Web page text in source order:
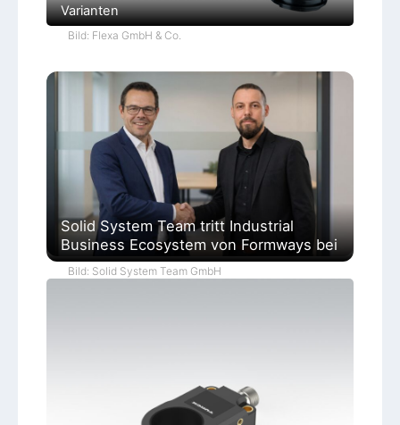
Varianten
Bild: Flexa GmbH & Co.
Solid System Team tritt Industrial
Business Ecosystem von Formways bei
Bild: Solid System Team GmbH